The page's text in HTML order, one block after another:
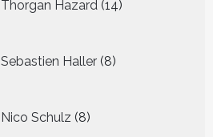
Thorgan Hazard 14
producten
Sebastien Haller 8
producten
Nico Schulz 8
producten